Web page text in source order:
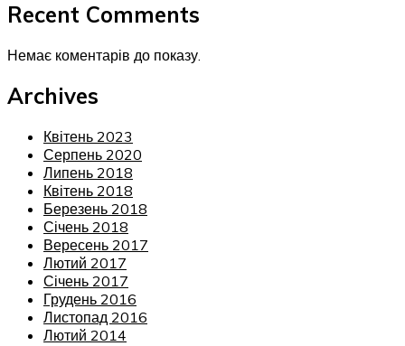
Recent Comments
Немає коментарів до показу.
Archives
Квітень 2023
Серпень 2020
Липень 2018
Квітень 2018
Березень 2018
Січень 2018
Вересень 2017
Лютий 2017
Січень 2017
Грудень 2016
Листопад 2016
Лютий 2014